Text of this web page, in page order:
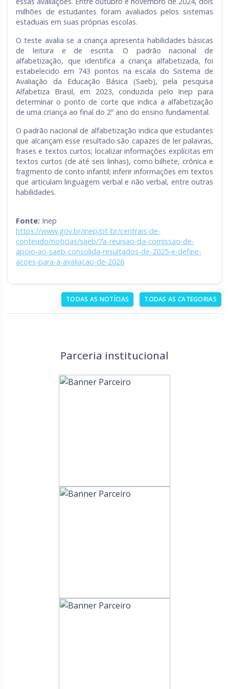
milhões de estudantes foram avaliados pelos sistemas
estaduais em suas próprias escolas.
O teste avalia se a criança apresenta habilidades básicas
de leitura e de escrita. O padrão nacional de
alfabetização, que identifica a criança alfabetizada, foi
estabelecido em 743 pontos na escala do Sistema de
Avaliação da Educação Básica (Saeb), pela pesquisa
Alfabetiza Brasil, em 2023, conduzida pelo Inep para
determinar o ponto de corte que indica a alfabetização
de uma criança ao final do 2º ano do ensino fundamental.
O padrão nacional de alfabetização indica que estudantes
que alcançam esse resultado são capazes de ler palavras,
frases e textos curtos; localizar informações explícitas em
textos curtos (de até seis linhas), como bilhete, crônica e
fragmento de conto infantil; inferir informações em textos
que articulam linguagem verbal e não verbal, entre outras
habilidades.
Fonte: Inep
https://www.gov.br/inep/pt-br/centrais-de-
conteudo/noticias/saeb/7a-reuniao-da-comissao-de-
apoio-ao-saeb-consolida-resultados-de-2025-e-define-
acoes-para-a-avaliacao-de-2026
TODAS AS NOTÍCIAS TODAS AS CATEGORIAS
Parceria institucional